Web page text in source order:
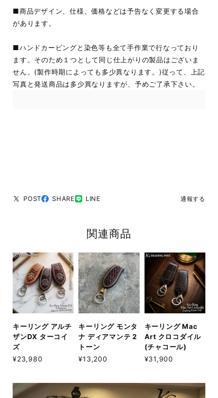
■商品デザイン、仕様、価格などは予告なく変更する場合
があります。
■ハンドカービングと染色等も全て手作業で行なっており
ます。そのため１つとして同じ仕上がりの製品はございま
せん。(製作時期によっても多少異なります。)従って、上記
写真と発送商品は多少異なりますが、予めご了承下さい。
POST SHARE LINE 通報する
関連商品
キーリング アルチ
ザンDX ターコイ
ズ
¥23,980
キーリング モンタ
ナ ディアマンテ 2
トーン
¥13,200
キーリング Mac
Art クロコダイル
(チャコール)
¥31,900